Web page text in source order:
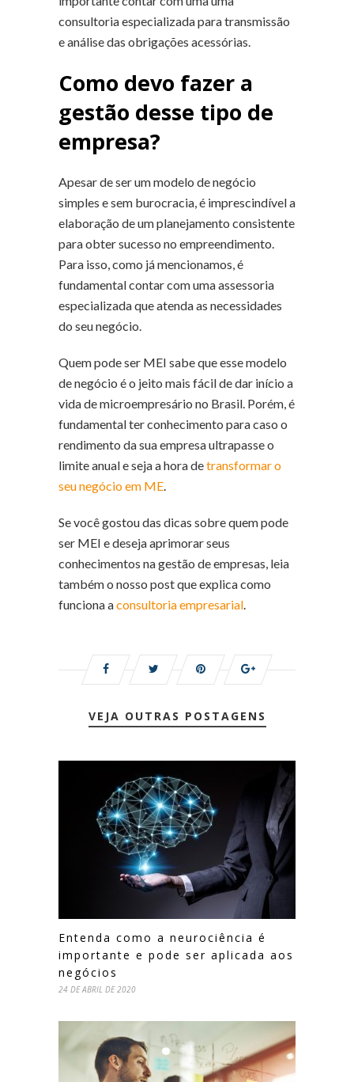
consultoria especializada para transmissão
e análise das obrigações acessórias.
Como devo fazer a
gestão desse tipo de
empresa?
Apesar de ser um modelo de negócio
simples e sem burocracia, é imprescindível a
elaboração de um planejamento consistente
para obter sucesso no empreendimento.
Para isso, como já mencionamos, é
fundamental contar com uma assessoria
especializada que atenda as necessidades
do seu negócio.
Quem pode ser MEI sabe que esse modelo
de negócio é o jeito mais fácil de dar início a
vida de microempresário no Brasil. Porém, é
fundamental ter conhecimento para caso o
rendimento da sua empresa ultrapasse o
limite anual e seja a hora detransformar o
seu negócio em ME
Se você gostou das dicas sobre quem pode
ser MEI e deseja aprimorar seus
conhecimentos na gestão de empresas, leia
também o nosso post que explica como
funciona aconsultoria empresarial
VEJA OUTRAS POSTAGENS
Entenda como a neurociência é
importante e pode ser aplicada aos
negócios
24 DE ABRIL DE 2020